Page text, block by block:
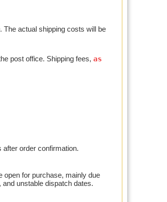
The actual shipping costs will be
post office. Shipping fees, as
order confirmation.
open for purchase, mainly due
unstable dispatch dates.